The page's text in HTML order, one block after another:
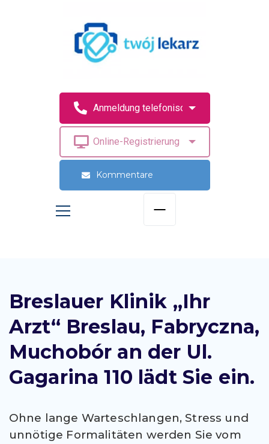
Kommentare
Breslauer Klinik „Ihr
Arzt“ Breslau, Fabryczna,
Muchobór an der Ul.
Gagarina 110 lädt Sie ein.
Ohne lange Warteschlangen, Stress und
unnötige Formalitäten werden Sie vom